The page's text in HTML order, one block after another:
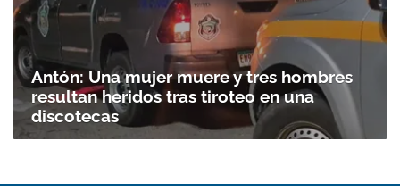
Antón: Una mujer muere y tres hombres
resultan heridos tras tiroteo en una
discotecas